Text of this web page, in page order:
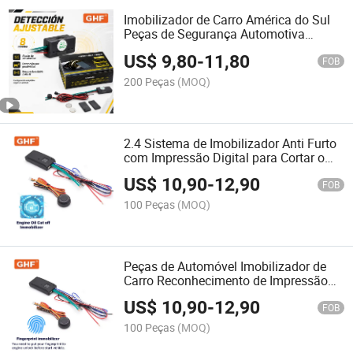
Imobilizador de Carro América do Sul
Peças de Segurança Automotiva
Fábrica Atacado Peças de Carro Moto
Eletrônicos Antirroubo
US$ 9,80-11,80 FOB
200 Peças (MOQ)
2.4 Sistema de Imobilizador Anti Furto
com Impressão Digital para Cortar o
Motor do Carro
US$ 10,90-12,90 FOB
100 Peças (MOQ)
Peças de Automóvel Imobilizador de
Carro Reconhecimento de Impressão
Digital Controle Inteligente Bloqueio
Automático do Motor do Carro Anti
Roubo
US$ 10,90-12,90 FOB
100 Peças (MOQ)